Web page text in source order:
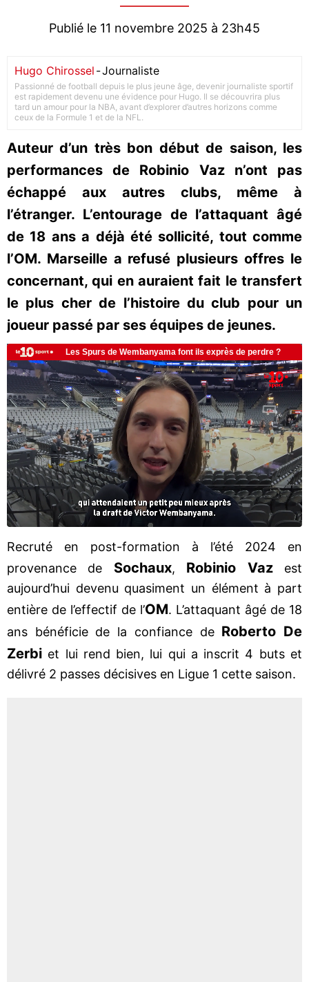
Publié le 11 novembre 2025 à 23h45
Hugo Chirossel -Journaliste
Passionné de football depuis le plus jeune âge, devenir journaliste sportif
est rapidement devenu une évidence pour Hugo. Il se découvrira plus
tard un amour pour la NBA, avant d’explorer d’autres horizons comme
ceux de la Formule 1 et de la NFL.
Auteur d’un très bon début de saison, les
performances de Robinio Vaz n’ont pas
échappé aux autres clubs, même à
l’étranger. L’entourage de l’attaquant âgé
de 18 ans a déjà été sollicité, tout comme
l’OM. Marseille a refusé plusieurs offres le
concernant, qui en auraient fait le transfert
le plus cher de l’histoire du club pour un
joueur passé par ses équipes de jeunes.
Recruté en post-formation à l’été 2024 en
provenance de Sochaux, Robinio Vazest
aujourd’hui devenu quasiment un élément à part
entière de l’effectif de l’OM. L’attaquant âgé de 18
ans bénéficie de la confiance de Roberto De
Zerbi et lui rend bien, lui qui a inscrit 4 buts et
délivré 2 passes décisives en Ligue 1 cette saison.